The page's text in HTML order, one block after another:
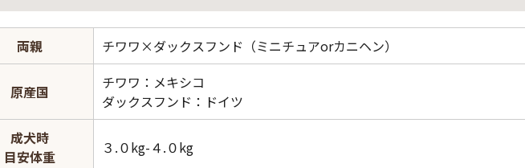
両親 チワワ×ダックスフンド（ミニチュアorカニヘン）
原産国
チワワ：メキシコ
ダックスフンド：ドイツ
成犬時
目安体重
３.０kg-４.０kg